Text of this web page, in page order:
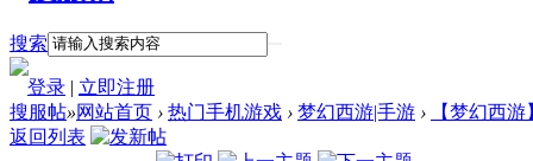
搜索
登录 | 立即注册
搜服帖»网站首页 › 热门手机游戏 › 梦幻西游|手游 ›
【梦幻西
返回列表